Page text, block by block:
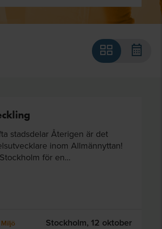
stadsdelar Återigen är det
inom Allmännyttan!
för en...
Miljö Stockholm, 12 oktober